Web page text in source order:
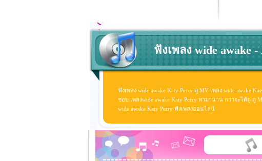
ฟังเพลง wide awake
ฟังเพลง wide awake Katy Perry ดู MV เพลง wide awake
ชอบ เพลงwide awake Katy Perry หามานาน กว่าจะได้ดู ดู
wide awake Katy Perry ฟังเพลงออนไลน์